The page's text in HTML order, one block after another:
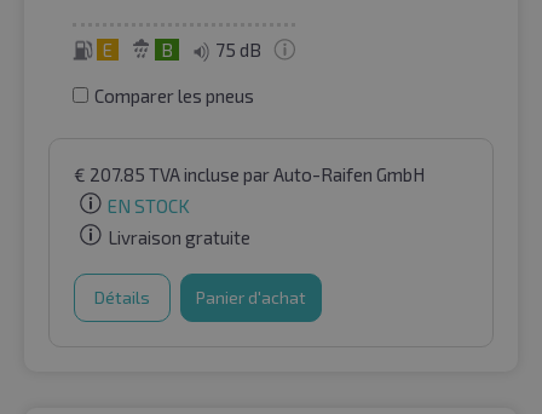
E B 75 dB
Comparer les pneus
€ 207.85 TVA incluse par Auto-Raifen GmbH
EN STOCK
Livraison gratuite
Détails Panier d'achat